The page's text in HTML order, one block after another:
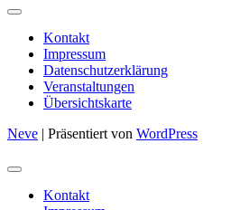
Kontakt
Impressum
Datenschutzerklärung
Veranstaltungen
Übersichtskarte
Neve | Präsentiert von WordPress
Kontakt